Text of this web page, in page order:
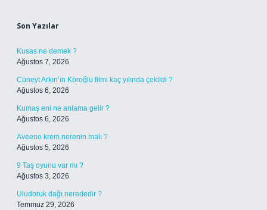
Son Yazılar
Kusas ne demek ?
Ağustos 7, 2026
Cüneyt Arkın’ın Köroğlu filmi kaç yılında çekildi ?
Ağustos 6, 2026
Kumaş eni ne anlama gelir ?
Ağustos 6, 2026
Aveeno krem nerenin malı ?
Ağustos 5, 2026
9 Taş oyunu var mı ?
Ağustos 3, 2026
Uludoruk dağı nerededir ?
Temmuz 29, 2026